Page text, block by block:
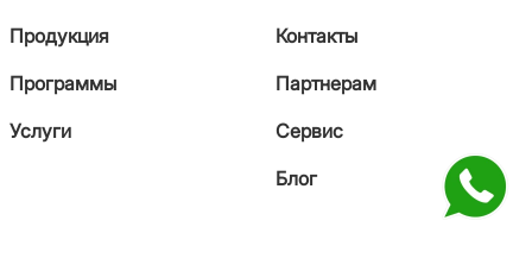
Продукция
Программы
Услуги
Контакты
Партнерам
Сервис
Блог